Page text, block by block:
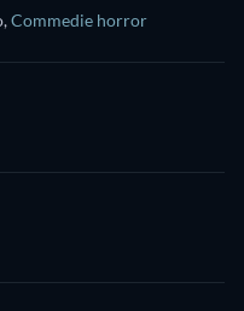
,Commedie horror